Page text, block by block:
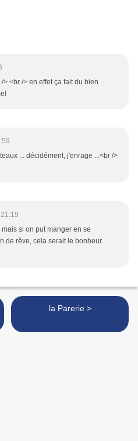
<br /> en effet ça fait du bien
... décidément, j'enrage ...<br />
si on put manger en se
de rêve, cela serait le bonheur.
la Parerie >